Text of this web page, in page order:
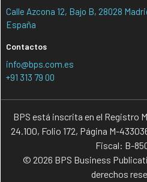
Calle Azcona 12, Bajo B, 28028
España
Contactos
info@bps.com.es
+91 313 79 00
BPS está inscrita en el Registro
24.100, Folio 172, Página M-
Fiscal: B-
© 2026 BPS Business
derechos